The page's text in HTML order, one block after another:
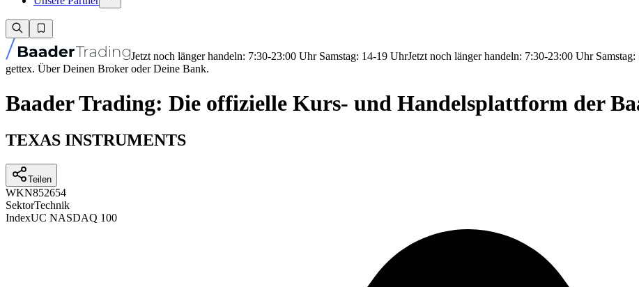
Jetzt noch länger handeln: 7:30-23:00 Uhr Samstag: 14-19 UhrJetzt noch länger handeln: 7:30-23:00 Uhr
gettex. Über Deinen Broker oder Deine Bank.
Baader Trading: Die offizielle Kurs- und Handelsplattform der
TEXAS INSTRUMENTS
Teilen
WKN852654
SektorTechnik
IndexUC NASDAQ 100